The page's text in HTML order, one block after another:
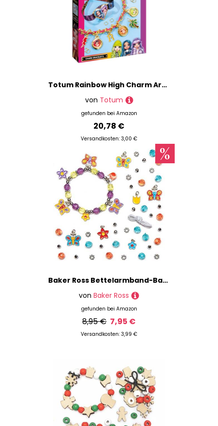
Totum Rainbow High Charm Armband Bastelset, machen Sie 2 Bettelarmbänder, mit luxuriösem Satinband und goldfarbenem Gliederarmband mit Wildlederschnur, Aufklebern und Charms, geeignet für Kinder ab 5
von Totum
gefunden bei Amazon
20,78 €
Versandkosten: 3,00 €
Baker Ross Bettelarmband-Bastelsets „Schmetterling“ (3 Stück) – für Kinder zum Basteln von Armbändern (Perlen, Anhänger und elastische Schnur enthalten)
von Baker Ross
gefunden bei Amazon
8,95 € 7,95 €
Versandkosten: 3,99 €